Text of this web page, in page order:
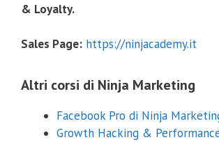
& Loyalty.
Sales Page: https://ninjacademy.it
Altri corsi di Ninja Marketing
Facebook Pro di Ninja
Growth Hacking &